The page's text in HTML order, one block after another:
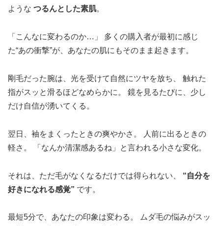
ような つるんとした素肌。
「こんなに変わるのか…」 多くの購入者が最初に感じ
た“あの衝撃”が、あなたの肌にもそのまま起きます。
剛毛だった腕は、光を受けて自然にツヤを放ち、 触れた
指がスッと滑るほどなめらかに。 鏡を見るたびに、少し
だけ自信が湧いてくる。
翌日、袖をまくったときの爽やかさ。 人前に出るときの
軽さ。 「なんか清潔感あるね」と言われる小さな変化。
それは、ただ毛がなくなるだけでは得られない、 “自分を
好きになれる感覚” です。
最短5分で、あなたの印象は変わる。 ムダ毛の悩みがスッ